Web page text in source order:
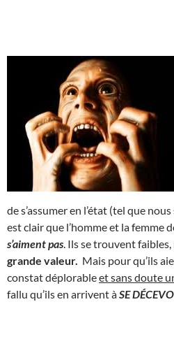
de s’assumer en l’état (tel que
est clair que l’homme et la femme
s’aiment pas . Ils se trouvent
grande valeur. Mais pour qu’ils
constat déplorableet sans doute
fallu qu’ils en arrivent àSE